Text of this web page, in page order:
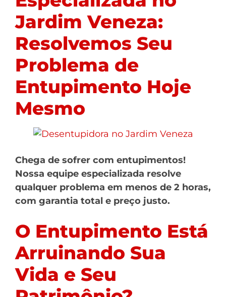
Jardim Veneza:
Resolvemos Seu
Problema de
Entupimento Hoje
Mesmo
Chega de sofrer com entupimentos!
Nossa equipe especializada resolve
qualquer problema em menos de 2 horas,
com garantia total e preço justo.
O Entupimento Está
Arruinando Sua
Vida e Seu